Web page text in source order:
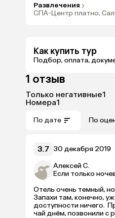
Развлечения
СПА-Центр платно,
Как купить тур
Подбор, оплата,
1 отзыв
Только негативные1
Номера1
По дате По
3.7 30 декабря 2019
Алексей С.
Если только
Отель очень темный,
Запахи там, конечно,
доступности ничего.
чай днём, позвонили с